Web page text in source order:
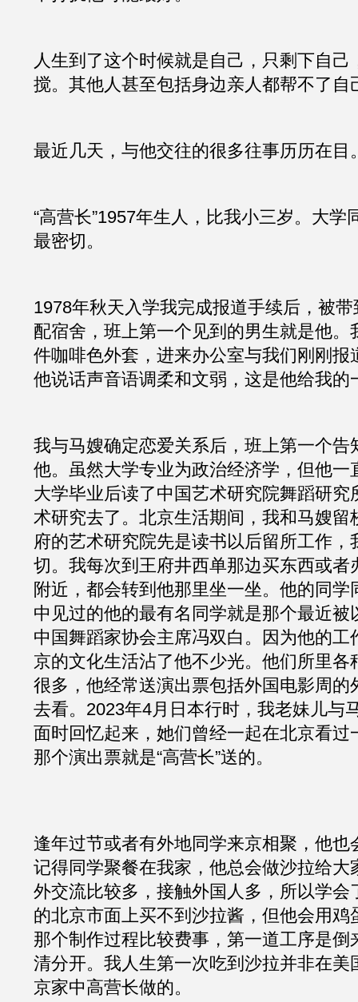
人生到了这个时候就是自己，只剩下自己
搅。其他人甚至包括身边亲人都帮不了自
最近几天，与他交往的很多往事历历在目
“高营长”1957年生人，比我小三岁。大学
最密切。
1978年秋天入学我完成报道手续后，被
配宿舍，班上第一个见到的男生就是他。
件咖啡色外套，进来办公室与我们刚刚报
他说话声音语调柔和文弱，这是他给我的
我与马嫂确定恋爱关系后，班上第一个告
他。虽然大学专业为政治经济学，但他一
大学毕业后读了中国艺术研究院舞蹈研究
术研究去了。北京生活期间，我和马嫂留
府的艺术研究院先是读书以后留所工作，
切。我每次到王府井西单那边买东西或者
附近，都会转到他那里坐一坐。他的同学
中见过的他的最有名同学就是那个最近被
中国舞蹈家协会主席冯双白。因为他的工
京的文化生活沾了他不少光。他们所里各
很多，他经常送演出票包括外国电影周的
去看。2023年4月日本行时，我老妹儿与
面时回忆起来，她们曾经一起在北京看过
那个演出票就是“高营长”送的。
逢年过节或者有外地同学来京相聚，他也
记得同学聚餐在我家，他总会做沙拉给大
外交流比较多，接触外国人多，所以学会
的北京市面上买不到沙拉酱，但他会用鸡
那个制作过程比较费事，第一道工序是倒
清分开。我人生第一次吃到沙拉并非在美
京家中高营长做的。